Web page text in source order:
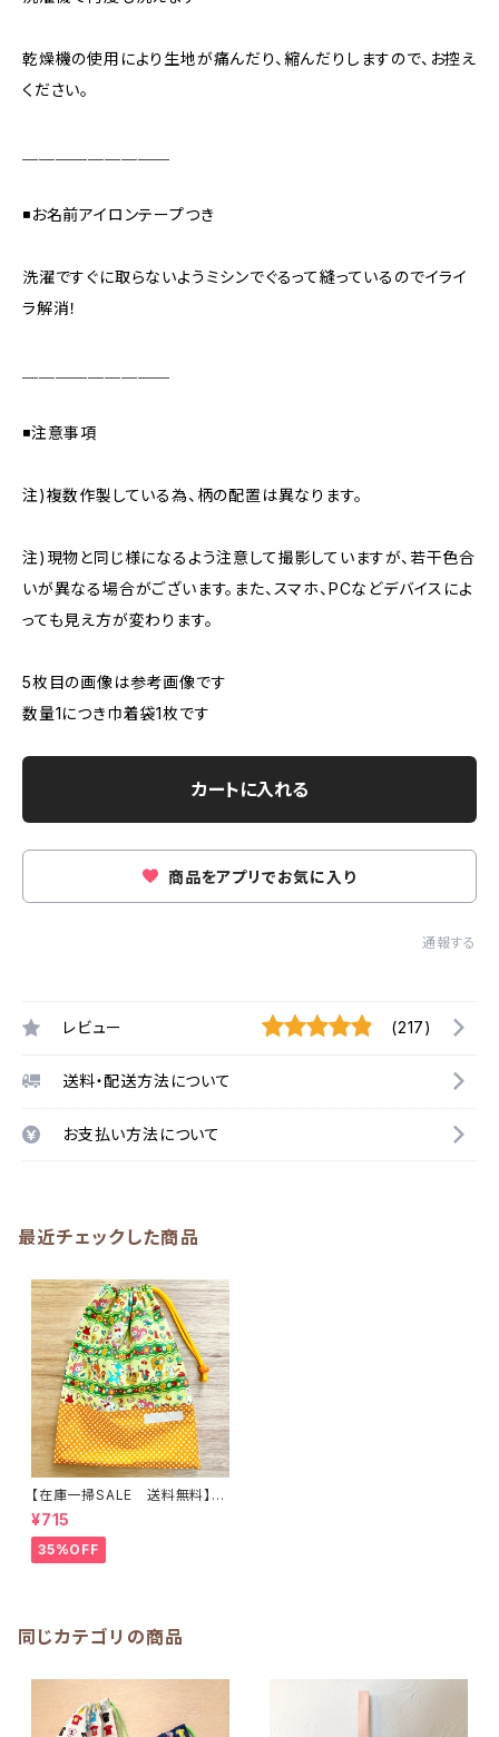
乾燥機の使用により生地が痛んだり、縮んだりしますので、お控え
ください。
◾️お名前アイロンテープつき
洗濯ですぐに取らないようミシンでぐるって縫っているのでイライ
ラ解消！
◾️注意事項
注)複数作製している為、柄の配置は異なります。
注)現物と同じ様になるよう注意して撮影していますが、若干色合
いが異なる場合がございます。また、スマホ、PCなどデバイスによ
っても見え方が変わります。
5枚目の画像は参考画像です
数量1につき巾着袋1枚です
カートに入れる
商品をアプリでお気に入り
通報する
レビュー (217)
送料・配送方法について
お支払い方法について
最近チェックした商品
【在庫一掃SALE 送料無料】巾
着袋(中)31×23cmグリーン【う
さぎ・バンビ】★KC.85動物柄レ
トロアニマル 裏地付き｜通園
通学用のかわいい巾着袋や入園
¥715
35%OFF
同じカテゴリの商品